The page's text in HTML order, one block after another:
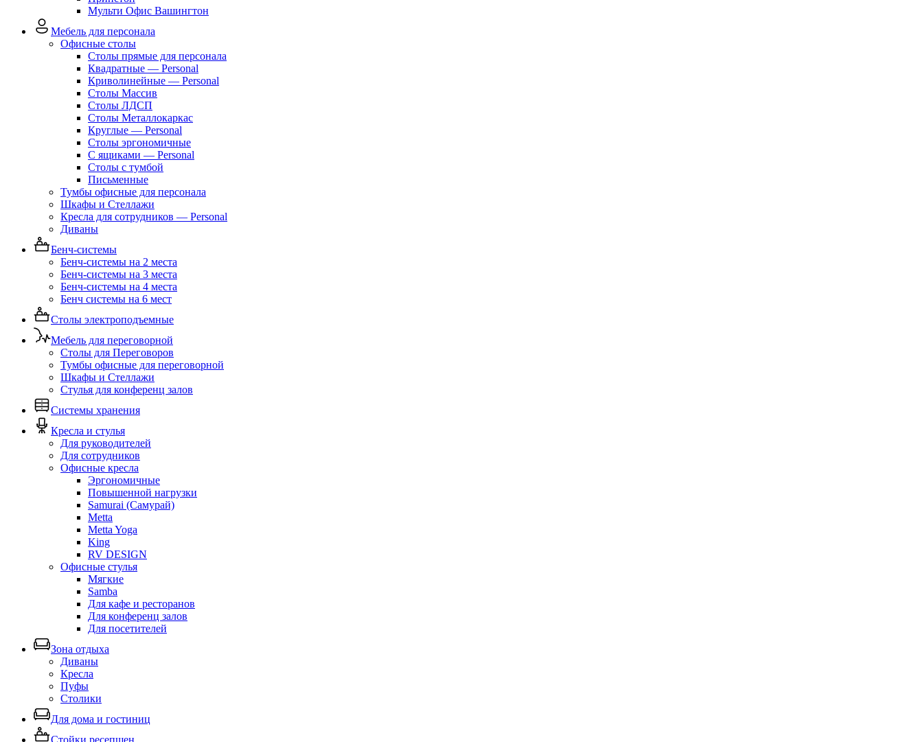
Мульти Офис Вашингтон
Мебель для персонала
Офисные столы
Столы прямые для персонала
Квадратные — Personal
Криволинейные — Personal
Столы Массив
Столы ЛДСП
Столы Металлокаркас
Круглые — Personal
Столы эргономичные
С ящиками — Personal
Столы с тумбой
Письменные
Тумбы офисные для персонала
Шкафы и Стеллажи
Кресла для сотрудников — Personal
Диваны
Бенч-системы
Бенч-системы на 2 места
Бенч-системы на 3 места
Бенч-системы на 4 места
Бенч системы на 6 мест
Столы электроподъемные
Мебель для переговорной
Столы для Переговоров
Тумбы офисные для переговорной
Шкафы и Стеллажи
Стулья для конференц залов
Системы хранения
Кресла и стулья
Для руководителей
Для сотрудников
Офисные кресла
Эргономичные
Повышенной нагрузки
Samurai (Самурай)
Metta
Metta Yoga
King
RV DESIGN
Офисные стулья
Мягкие
Samba
Для кафе и ресторанов
Для конференц залов
Для посетителей
Зона отдыха
Диваны
Кресла
Пуфы
Столики
Для дома и гостиниц
Стойки ресепшен